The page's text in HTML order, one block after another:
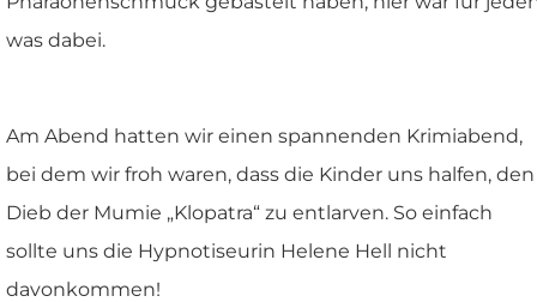
was dabei.
Am Abend hatten wir einen spannenden Krimiabend,
bei dem wir froh waren, dass die Kinder uns halfen, den
Dieb der Mumie „Klopatra“ zu entlarven. So einfach
sollte uns die Hypnotiseurin Helene Hell nicht
davonkommen!